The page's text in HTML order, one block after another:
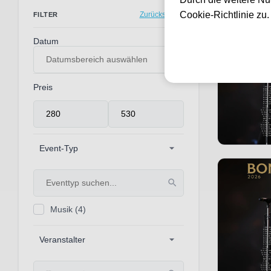
FILTER Zurücksetzen
Datum
Preis
Event-Typ
Musik (4)
Veranstalter
4 Events
Cookie-Richtlinie